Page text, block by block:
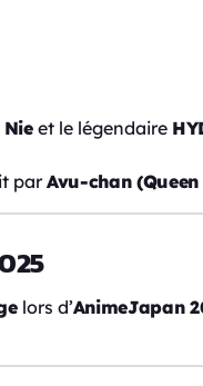
Nieet le légendaire
parAvu-chan (Queen
lors d’AnimeJapan